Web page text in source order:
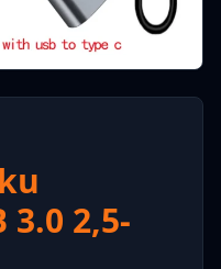
2,5-